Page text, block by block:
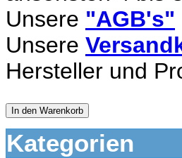
Unsere "AGB's"
Unsere
Hersteller und
In den Warenkorb
Kategorien